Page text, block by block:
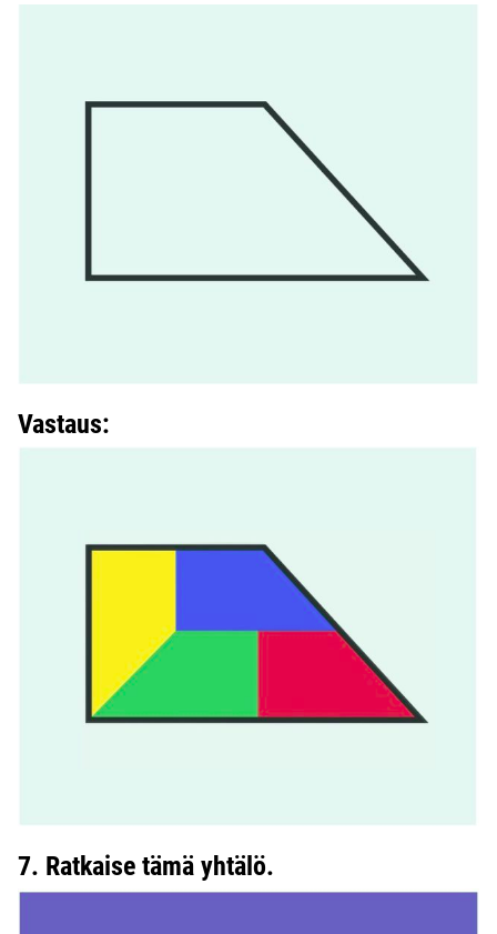
Vastaus:
7. Ratkaise tämä yhtälö.